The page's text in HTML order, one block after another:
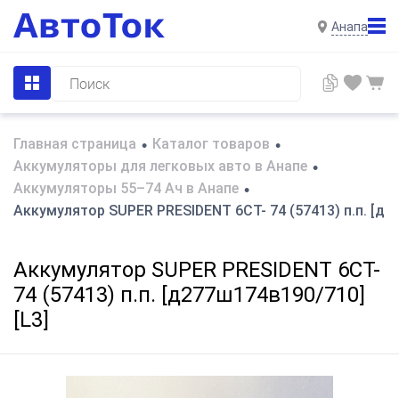
Анапа
Главная страница • Каталог товаров •
Аккумуляторы для легковых авто в Анапе •
Аккумуляторы 55–74 Ач в Анапе •
Аккумулятор SUPER PRESIDENT 6СТ- 74 (57413) п.п.
Аккумулятор SUPER PRESIDENT 6СТ-
74 (57413) п.п. [д277ш174в190/710]
[L3]